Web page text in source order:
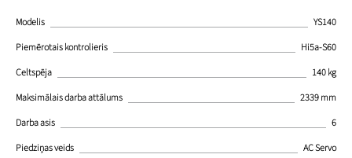
Modelis
YS140
Piemērotais kontrolieris
Hi5a-S60
Celtspēja
140 kg
Maksimālais darba attālums
2339 mm
Darba asis
6
Piedziņas veids
AC Servo